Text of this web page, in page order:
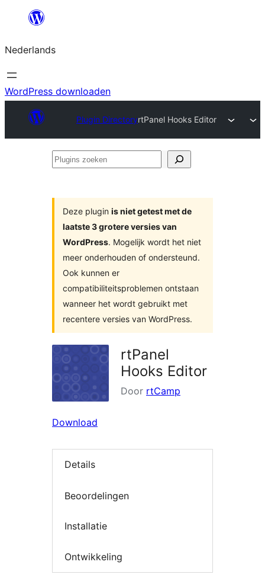
de
inhoud
Nederlands
WordPress downloaden
Plugin DirectoryrtPanel Hooks Editor
Plugins
Deze plugin is niet getest met de
laatste 3 grotere versies van
WordPress. Mogelijk wordt het niet
meer onderhouden of ondersteund.
Ook kunnen er
compatibiliteitsproblemen ontstaan
wanneer het wordt gebruikt met
recentere versies van WordPress.
rtPanel
Hooks Editor
Door rtCamp
Download
Details
Beoordelingen
Installatie
Ontwikkeling